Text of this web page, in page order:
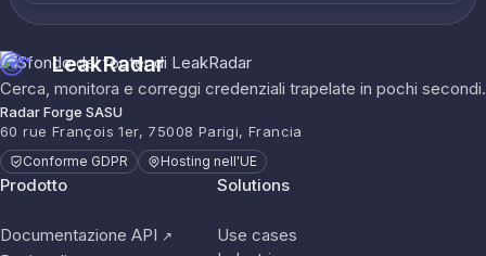
LeakRadar
Cerca, monitora e correggi credenziali trapelate in pochi secondi.
Radar Forge SASU
60 rue François 1er, 75008 Parigi, Francia
Conforme GDPR Hosting nell'UE
Prodotto
Documentazione API ↗
Solutions
Use cases